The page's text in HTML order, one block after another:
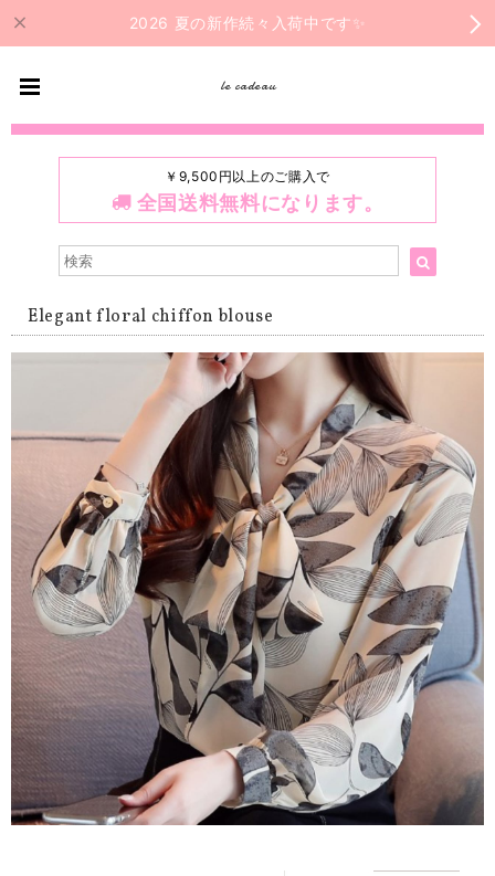
2026 夏の新作続々入荷中です✨
le cadeau
￥9,500円以上のご購入で
全国送料無料になります。
Elegant floral chiffon blouse